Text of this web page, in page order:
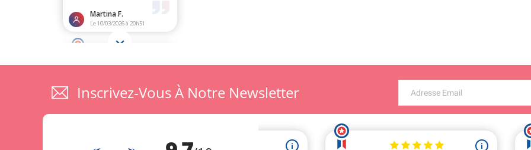
Inscrivez-Vous À Notre Newsletter